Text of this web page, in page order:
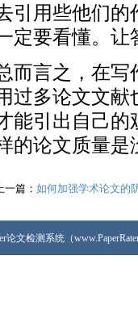
引用些他们的
定要看懂。让
而言之，在写
过多论文文
能引出自己的
的论文质量是
一篇： 如何加强学术论文的
论文检测系统（